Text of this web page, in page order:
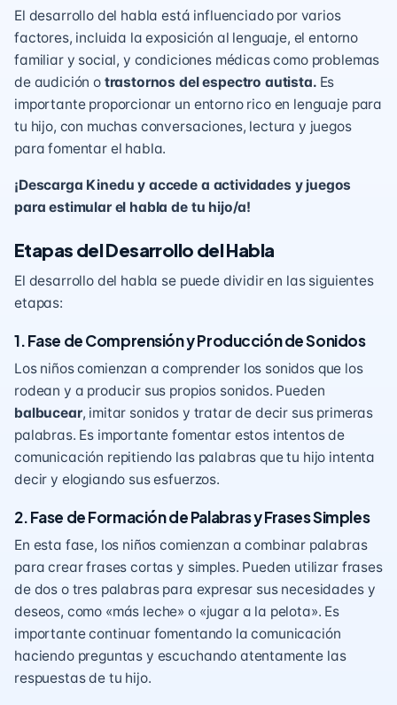
El desarrollo del habla está influenciado por varios
factores, incluida la exposición al lenguaje, el entorno
familiar y social, y condiciones médicas como problemas
de audición o trastornos del espectro autista. Es
importante proporcionar un entorno rico en lenguaje para
tu hijo, con muchas conversaciones, lectura y juegos
para fomentar el habla.
¡Descarga Kinedu y accede a actividades y juegos
para estimular el habla de tu hijo/a!
Etapas del Desarrollo del Habla
El desarrollo del habla se puede dividir en las siguientes
etapas:
1. Fase de Comprensión y Producción de Sonidos
Los niños comienzan a comprender los sonidos que los
rodean y a producir sus propios sonidos. Pueden
balbucear, imitar sonidos y tratar de decir sus primeras
palabras. Es importante fomentar estos intentos de
comunicación repitiendo las palabras que tu hijo intenta
decir y elogiando sus esfuerzos.
2. Fase de Formación de Palabras y Frases Simples
En esta fase, los niños comienzan a combinar palabras
para crear frases cortas y simples. Pueden utilizar frases
de dos o tres palabras para expresar sus necesidades y
deseos, como «más leche» o «jugar a la pelota». Es
importante continuar fomentando la comunicación
haciendo preguntas y escuchando atentamente las
respuestas de tu hijo.